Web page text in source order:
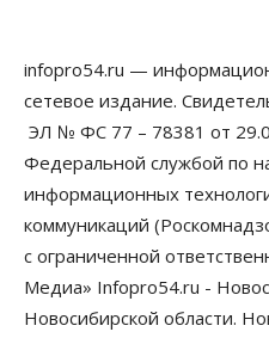
07 Августа 2026, 13:00
Власть
Школы, библиотеки,
депутаты Госдумы
социальных объектах
07 Августа 2026, 12:35
Общество
Синоптики рассказали о
на выходных
infopro54.ru —
сетевое издание.
ЭЛ № ФС 77 – 78381 от
Федеральной службой по
информационных
коммуникаций
с ограниченной
Медиа» Infopro54.ru -
Новосибирской области.